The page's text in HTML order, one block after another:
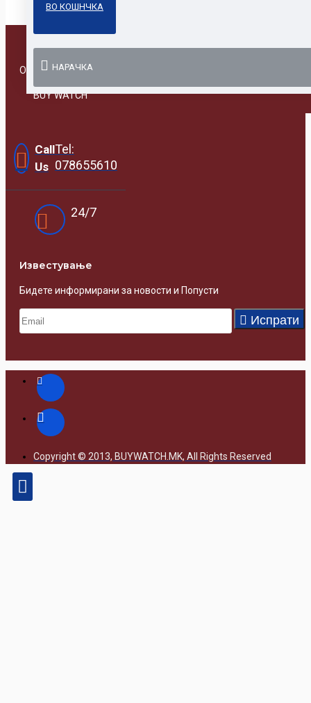
ВО КОШНЧКА
НАРАЧКА
Online Prodavnica
BUY WATCH
Call
Us
Tel:
078655610
24/7
Известувањe
Бидете информирани за новости и Попусти
Испрати
Copyright © 2013, BUYWATCH.MK, All Rights Reserved